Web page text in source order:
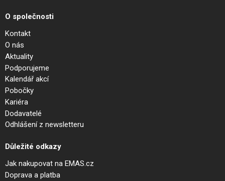
O společnosti
Kontakt
O nás
Aktuality
Podporujeme
Kalendář akcí
Pobočky
Kariéra
Dodavatelé
Odhlášení z newsletteru
Důležité odkazy
Jak nakupovat na EMAS.cz
Doprava a platba